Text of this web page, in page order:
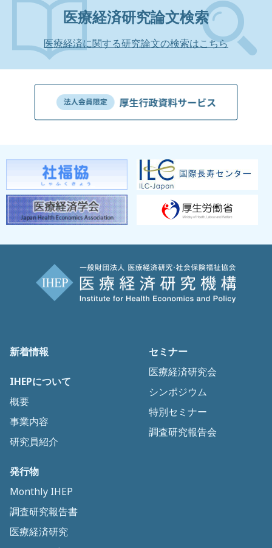
医療経済研究論文検索
医療経済に関する研究論文の検索はこちら
新着情報
IHEPについて
概要
事業内容
研究員紹介
セミナー
医療経済研究会
シンポジウム
特別セミナー
調査研究報告会
発行物
Monthly IHEP
調査研究報告書
医療経済研究